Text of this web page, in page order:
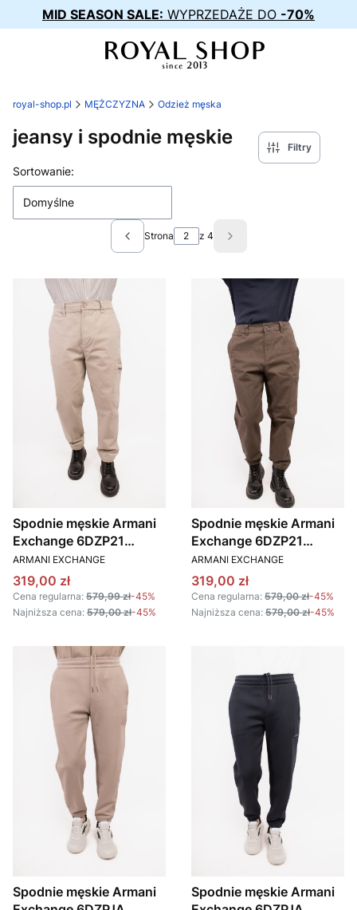
MID SEASON SALE: WYPRZEDAŻE DO -70%
royal-shop.pl MĘŻCZYZNA Odzież męska
jeansy i spodnie męskie Filtry
Lista produktów
Sortowanie:
Domyślne
Poprzednie produkty
Strona z 4 Następne produkty
Spodnie męskie Armani
Exchange 6DZP21
ZN5AZ beżowy
PRODUCENT
ARMANI EXCHANGE
Cena promocyjna
319,00 zł
Cena regularna: 579,99 zł-45%
Najniższa cena: 579,00 zł-45%
Spodnie męskie Armani
Exchange 6DZP21
ZN5AZ oliwkowy
PRODUCENT
ARMANI EXCHANGE
Cena promocyjna
319,00 zł
Cena regularna: 579,00 zł-45%
Najniższa cena: 579,00 zł-45%
Spodnie męskie Armani
Spodnie męskie Armani